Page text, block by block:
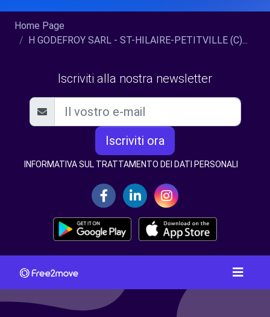
Home Page
H GODEFROY SARL - ST-HILAIRE-PETITVILLE (C)...
Iscriviti alla nostra newsletter
Iscriviti ora
INFORMATIVA SUL TRATTAMENTO DEI DATI PERSONALI